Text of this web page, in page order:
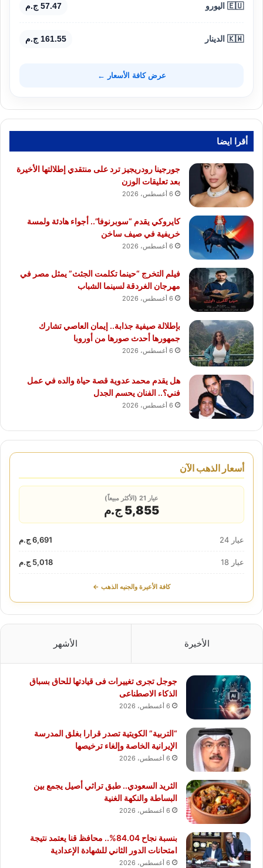
🇪🇺 اليورو 57.47 ج.م
🇰🇼 الدينار 161.55 ج.م
عرض كافة الأسعار ←
أقرا ايضا
جورجينا رودريجيز ترد على منتقدي إطلالتها الأخيرة
بعد تعليقات الوزن
6 أغسطس، 2026
كايروكي يقدم “سوبرنوفا”.. أجواء هادئة ولمسة
خريفية في صيف ساخن
6 أغسطس، 2026
فيلم التخرج “حينما تكلمت الجثث” يمثل مصر في
مهرجان الغردقة لسينما الشباب
6 أغسطس، 2026
بإطلالة صيفية جذابة.. إيمان العاصي تشارك
جمهورها أحدث صورها من أوروبا
6 أغسطس، 2026
هل يقدم محمد عدوية قصة حياة والده في عمل
فني؟.. الفنان يحسم الجدل
6 أغسطس، 2026
أسعار الذهب الآن
عيار 21 (الأكثر مبيعاً)
5,855 ج.م
عيار 24 6,691 ج.م
عيار 18 5,018 ج.م
كافة الأعيرة والجنيه الذهب ←
الأخيرة الأشهر
جوجل تجرى تغييرات فى قيادتها للحاق بسباق
الذكاء الاصطناعى
6 أغسطس، 2026
“التربية” الكويتية تصدر قرارا بغلق المدرسة
الإيرانية الخاصة وإلغاء ترخيصها
6 أغسطس، 2026
الثريد السعودي.. طبق تراثي أصيل يجمع بين
البساطة والنكهة الغنية
6 أغسطس، 2026
بنسبة نجاح 84.04%.. محافظ قنا يعتمد نتيجة
امتحانات الدور الثاني للشهادة الإعدادية
6 أغسطس، 2026